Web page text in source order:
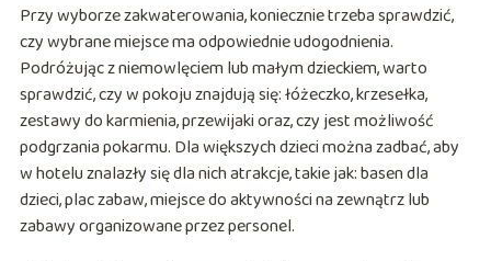
Przy wyborze zakwaterowania, koniecznie trzeba sprawdzić,
czy wybrane miejsce ma odpowiednie udogodnienia.
Podróżując z niemowlęciem lub małym dzieckiem, warto
sprawdzić, czy w pokoju znajdują się: łóżeczko, krzesełka,
zestawy do karmienia, przewijaki oraz, czy jest możliwość
podgrzania pokarmu. Dla większych dzieci można zadbać, aby
w hotelu znalazły się dla nich atrakcje, takie jak: basen dla
dzieci, plac zabaw, miejsce do aktywności na zewnątrz lub
zabawy organizowane przez personel.